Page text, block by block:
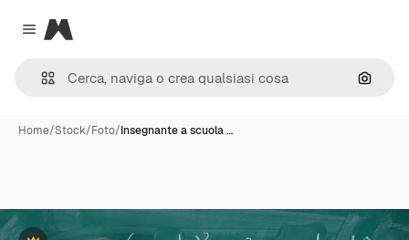
Close menu
Magnific
Cerca
Home/Stock/Foto/Insegnante a scuola …